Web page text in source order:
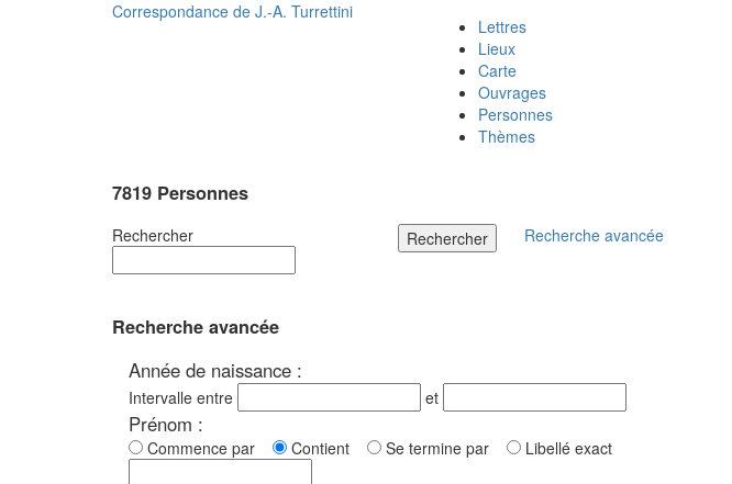
Correspondance de J.-A. Turrettini
Lettres
Lieux
Carte
Ouvrages
Personnes
Thèmes
7819 Personnes
Rechercher Rechercher Recherche avancée
Recherche avancée
Année de naissance :
Intervalle entre et
Prénom :
Commence par Contient Se termine par Libellé exact